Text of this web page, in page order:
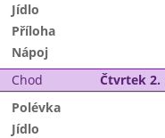
Jídlo
Příloha
Nápoj
Chod Čtvrtek 2.
Polévka
Jídlo